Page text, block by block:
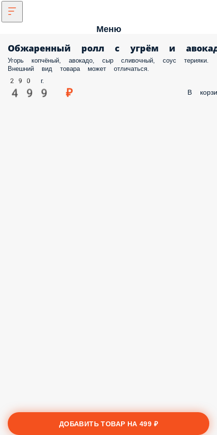
Меню
Обжаренный ролл с угрём и авокадо
Угорь копчёный, авокадо, сыр сливочный, соус терияки. Внешний
товара может отличаться.
290 г.
499 ₽ В
ДОБАВИТЬ ТОВАР НА499 ₽